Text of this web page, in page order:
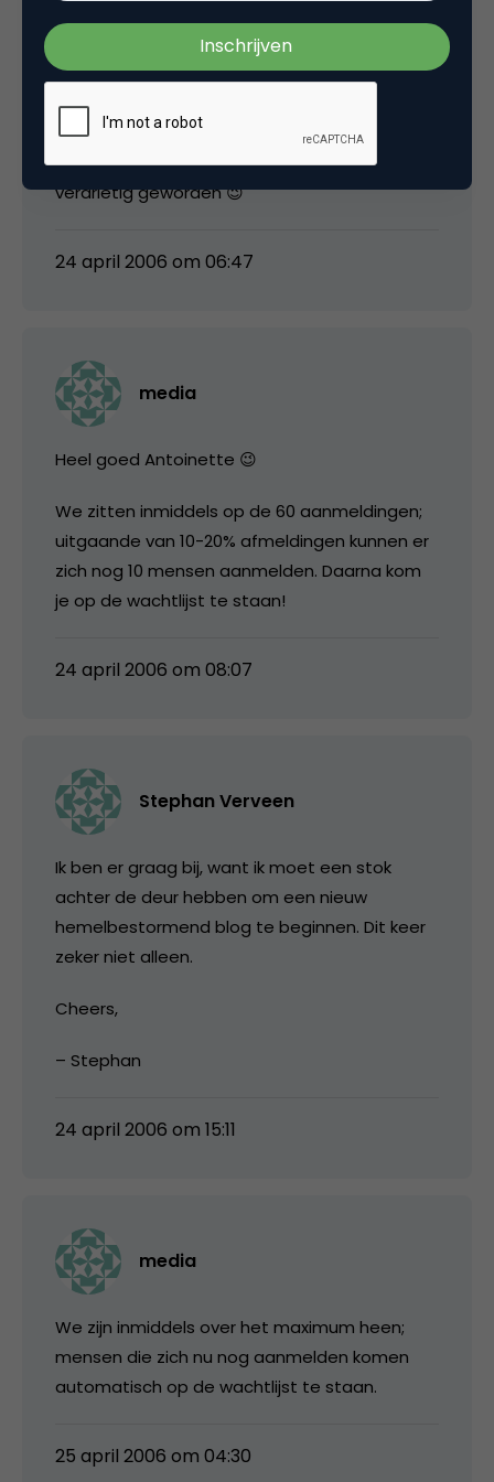
@ Marco. Mama is inmiddels boos en
verdrietig geworden 😉
24 april 2006 om 06:47
media
Heel goed Antoinette 😉
We zitten inmiddels op de 60 aanmeldingen;
uitgaande van 10-20% afmeldingen kunnen er
zich nog 10 mensen aanmelden. Daarna kom
je op de wachtlijst te staan!
24 april 2006 om 08:07
Stephan Verveen
Ik ben er graag bij, want ik moet een stok
achter de deur hebben om een nieuw
hemelbestormend blog te beginnen. Dit keer
zeker niet alleen.
Cheers,
– Stephan
24 april 2006 om 15:11
media
We zijn inmiddels over het maximum heen;
mensen die zich nu nog aanmelden komen
automatisch op de wachtlijst te staan.
25 april 2006 om 04:30